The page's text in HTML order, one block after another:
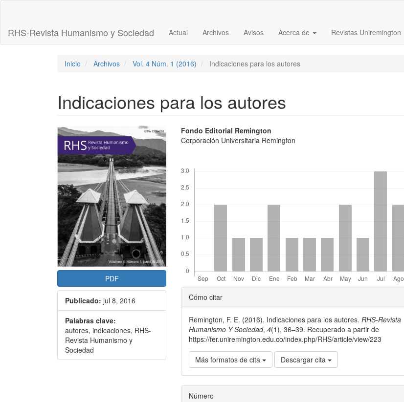
principal
Barra
RHS-Revista Humanismo y Sociedad Actual Archivos Avisos Acerca de Revistas Uniremington
Inicio Archivos Vol. 4 Núm. 1 (2016) Indicaciones para los autores
Indicaciones para los autores
Barra
lateral
del
artículo
PDF
Publicado: jul 8, 2016
Palabras clave:
autores, indicaciones, RHS-
Revista Humanismo y
Sociedad
Contenido
principal
del
artículo
Fondo Editorial Remington
Corporación Universitaria Remington
Detalles
del
artículo
Cómo citar
Remington, F. E. (2016). Indicaciones para los autores.RHS-Revista
Humanismo Y Sociedad,4(1), 36–39. Recuperado a partir de
https://fer.uniremington.edu.co/index.php/RHS/article/view/223
Más formatos de cita Descargar cita
Número